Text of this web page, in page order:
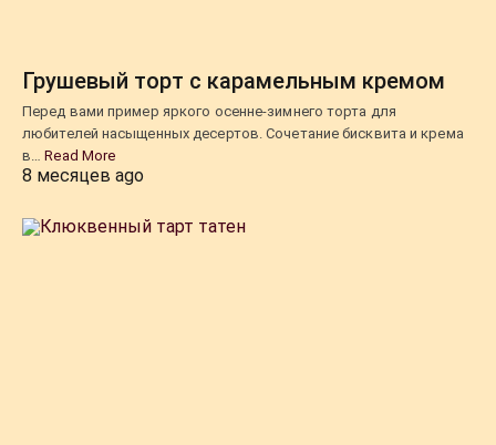
Грушевый торт с карамельным кремом
Перед вами пример яркого осенне-зимнего торта для
любителей насыщенных десертов. Сочетание бисквита и крема
в…Read More
8 месяцев ago